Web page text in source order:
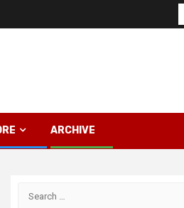
ARCHIVE